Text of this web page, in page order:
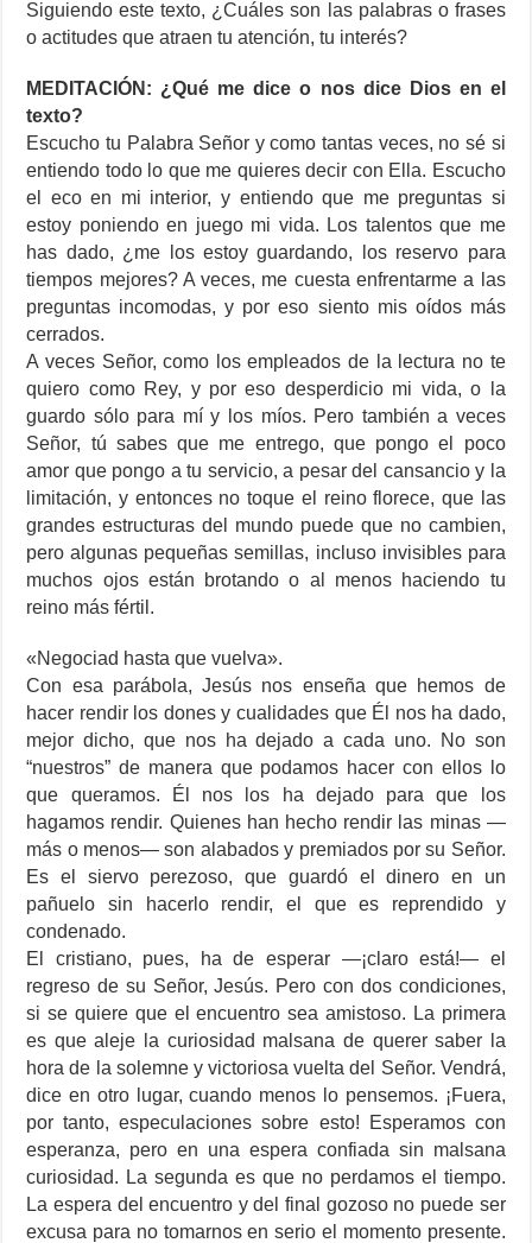
Siguiendo este texto, ¿Cuáles son las palabras o frases
o actitudes que atraen tu atención, tu interés?
MEDITACIÓN: ¿Qué me dice o nos dice Dios en el
texto?
Escucho tu Palabra Señor y como tantas veces, no sé si
entiendo todo lo que me quieres decir con Ella. Escucho
el eco en mi interior, y entiendo que me preguntas si
estoy poniendo en juego mi vida. Los talentos que me
has dado, ¿me los estoy guardando, los reservo para
tiempos mejores? A veces, me cuesta enfrentarme a las
preguntas incomodas, y por eso siento mis oídos más
cerrados.
A veces Señor, como los empleados de la lectura no te
quiero como Rey, y por eso desperdicio mi vida, o la
guardo sólo para mí y los míos. Pero también a veces
Señor, tú sabes que me entrego, que pongo el poco
amor que pongo a tu servicio, a pesar del cansancio y la
limitación, y entonces no toque el reino florece, que las
grandes estructuras del mundo puede que no cambien,
pero algunas pequeñas semillas, incluso invisibles para
muchos ojos están brotando o al menos haciendo tu
reino más fértil.
«Negociad hasta que vuelva».
Con esa parábola, Jesús nos enseña que hemos de
hacer rendir los dones y cualidades que Él nos ha dado,
mejor dicho, que nos ha dejado a cada uno. No son
“nuestros” de manera que podamos hacer con ellos lo
que queramos. Él nos los ha dejado para que los
hagamos rendir. Quienes han hecho rendir las minas —
más o menos— son alabados y premiados por su Señor.
Es el siervo perezoso, que guardó el dinero en un
pañuelo sin hacerlo rendir, el que es reprendido y
condenado.
El cristiano, pues, ha de esperar —¡claro está!— el
regreso de su Señor, Jesús. Pero con dos condiciones,
si se quiere que el encuentro sea amistoso. La primera
es que aleje la curiosidad malsana de querer saber la
hora de la solemne y victoriosa vuelta del Señor. Vendrá,
dice en otro lugar, cuando menos lo pensemos. ¡Fuera,
por tanto, especulaciones sobre esto! Esperamos con
esperanza, pero en una espera confiada sin malsana
curiosidad. La segunda es que no perdamos el tiempo.
La espera del encuentro y del final gozoso no puede ser
excusa para no tomarnos en serio el momento presente.